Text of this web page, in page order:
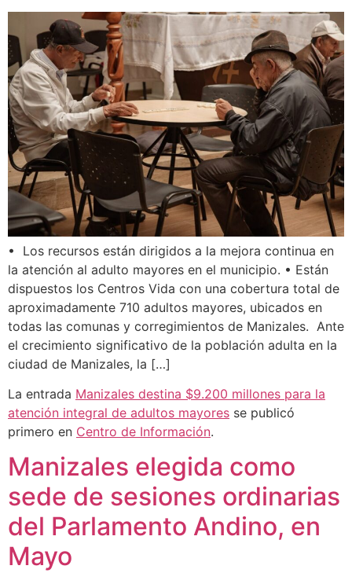
•⁠ ⁠Los recursos están dirigidos a la mejora continua en
la atención al adulto mayores en el municipio. •⁠ Están
dispuestos los Centros Vida con una cobertura total de
aproximadamente 710 adultos mayores, ubicados en
todas las comunas y corregimientos de Manizales. Ante
el crecimiento significativo de la población adulta en la
ciudad de Manizales, la […]
La entrada Manizales destina $9.200 millones para la
atención integral de adultos mayores se publicó
primero en Centro de Información.
Manizales elegida como
sede de sesiones ordinarias
del Parlamento Andino, en
Mayo